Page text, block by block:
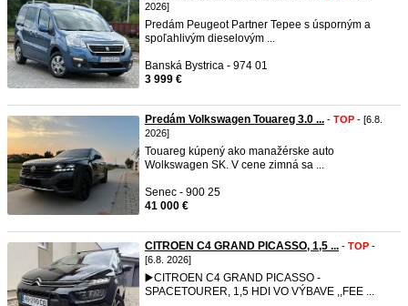
2026]
Predám Peugeot Partner Tepee s úsporným a
spoľahlivým dieselovým ...
Banská Bystrica - 974 01
3 999 €
Predám Volkswagen Touareg 3.0 ... - TOP - [6.8.
2026]
Touareg kúpený ako manažérske auto
Wolkswagen SK. V cene zimná sa ...
Senec - 900 25
41 000 €
CITROEN C4 GRAND PICASSO, 1,5 ... - TOP -
[6.8. 2026]
▶️CITROEN C4 GRAND PICASSO -
SPACETOURER, 1,5 HDI VO VÝBAVE ,,FEE ...